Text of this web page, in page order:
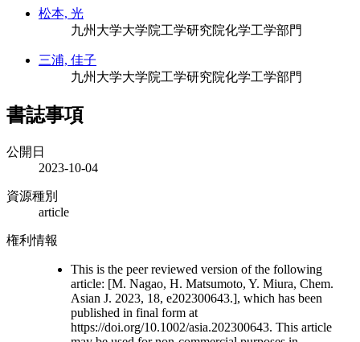
松本, 光
九州大学大学院工学研究院化学工学部門
三浦, 佳子
九州大学大学院工学研究院化学工学部門
書誌事項
公開日
2023-10-04
資源種別
article
権利情報
This is the peer reviewed version of the following
article: [M. Nagao, H. Matsumoto, Y. Miura, Chem.
Asian J. 2023, 18, e202300643.], which has been
published in final form at
https://doi.org/10.1002/asia.202300643. This article